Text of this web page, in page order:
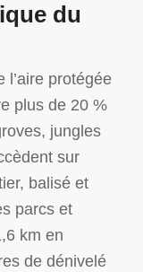
du
l’aire protégée
plus de 20 %
jungles
sur
balisé et
parcs et
km en
de dénivelé